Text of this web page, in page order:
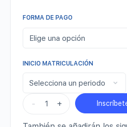
FORMA DE PAGO
INICIO MATRICULACIÓN
- +